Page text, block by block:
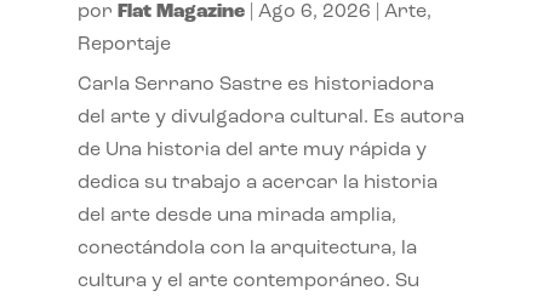
por Flat Magazine| Ago 6, 2026 Arte,
Reportaje
Carla Serrano Sastre es historiadora
del arte y divulgadora cultural. Es autora
de Una historia del arte muy rápida y
dedica su trabajo a acercar la historia
del arte desde una mirada amplia,
conectándola con la arquitectura, la
cultura y el arte contemporáneo. Su